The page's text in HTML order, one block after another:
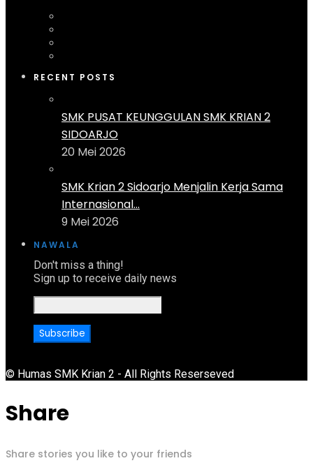
RECENT POSTS
SMK PUSAT KEUNGGULAN SMK KRIAN 2
SIDOARJO
20 Mei 2026
SMK Krian 2 Sidoarjo Menjalin Kerja Sama
Internasional...
9 Mei 2026
NAWALA
Don't miss a thing!
Sign up to receive daily news
© Humas SMK Krian 2 - All Rights Reserseved
Share
Share stories you like to your friends